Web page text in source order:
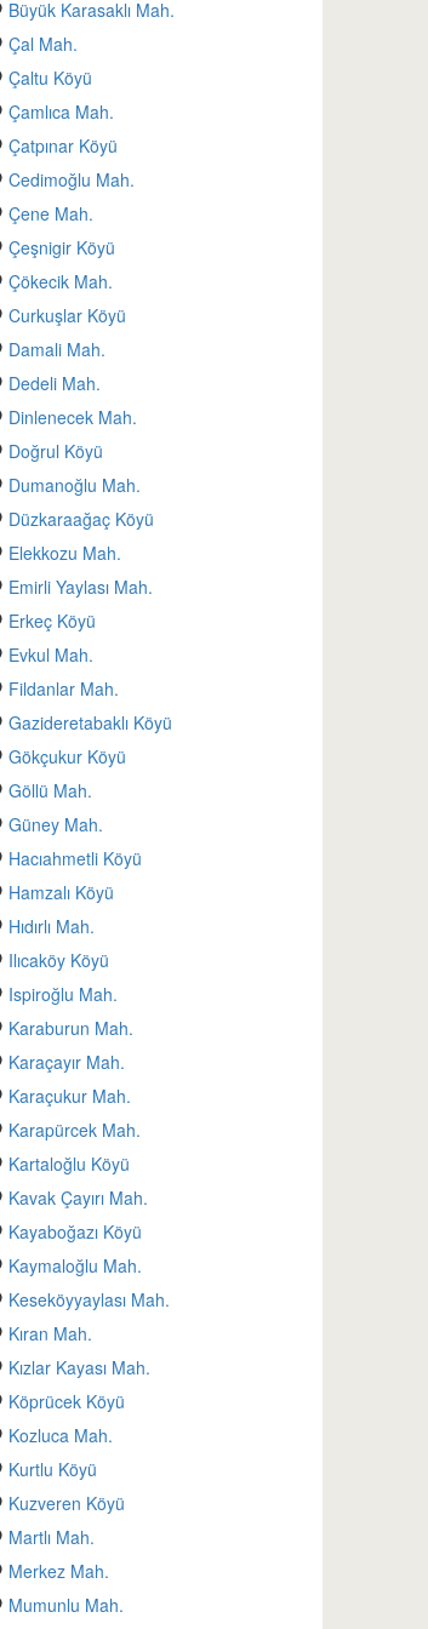
Büyük Karasaklı Mah.
Çal Mah.
Çaltu Köyü
Çamlıca Mah.
Çatpınar Köyü
Cedimoğlu Mah.
Çene Mah.
Çeşnigir Köyü
Çökecik Mah.
Curkuşlar Köyü
Damali Mah.
Dedeli Mah.
Dinlenecek Mah.
Doğrul Köyü
Dumanoğlu Mah.
Düzkaraağaç Köyü
Elekkozu Mah.
Emirli Yaylası Mah.
Erkeç Köyü
Evkul Mah.
Fildanlar Mah.
Gazideretabaklı Köyü
Gökçukur Köyü
Göllü Mah.
Güney Mah.
Hacıahmetli Köyü
Hamzalı Köyü
Hıdırlı Mah.
Ilıcaköy Köyü
Ispiroğlu Mah.
Karaburun Mah.
Karaçayır Mah.
Karaçukur Mah.
Karapürcek Mah.
Kartaloğlu Köyü
Kavak Çayırı Mah.
Kayaboğazı Köyü
Kaymaloğlu Mah.
Keseköyyaylası Mah.
Kıran Mah.
Kızlar Kayası Mah.
Köprücek Köyü
Kozluca Mah.
Kurtlu Köyü
Kuzveren Köyü
Martlı Mah.
Merkez Mah.
Mumunlu Mah.